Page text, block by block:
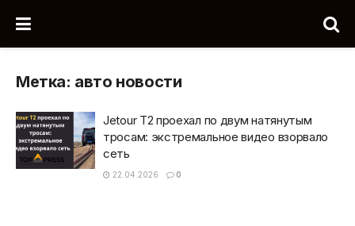
Метка: авто новости
Jetour T2 проехал по двум натянутым
тросам: экстремальное видео взорвало
сеть
22.04.2026 0